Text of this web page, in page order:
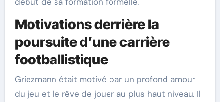
Motivations derrière la
poursuite d’une carrière
footballistique
Griezmann était motivé par un profond amour
du jeu et le rêve de jouer au plus haut niveau. Il